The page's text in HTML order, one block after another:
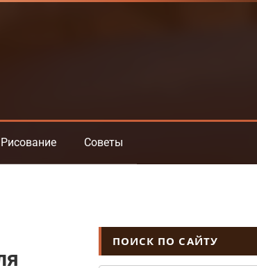
Рисование Советы
ПОИСК ПО САЙТУ